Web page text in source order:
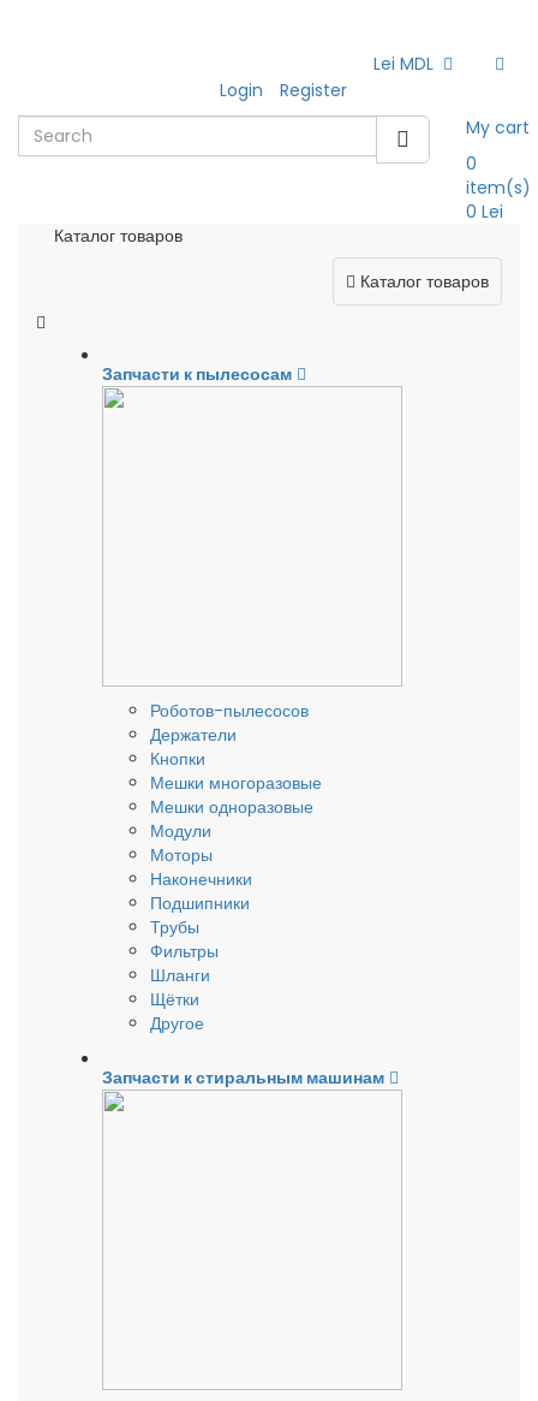
Login Register
My cart
0
item(s)
0 Lei
Каталог товаров
Каталог товаров
Запчасти к пылесосам
Роботов-пылесосов
Держатели
Кнопки
Мешки многоразовые
Мешки одноразовые
Модули
Моторы
Наконечники
Подшипники
Трубы
Фильтры
Шланги
Щётки
Другое
Запчасти к стиральным машинам